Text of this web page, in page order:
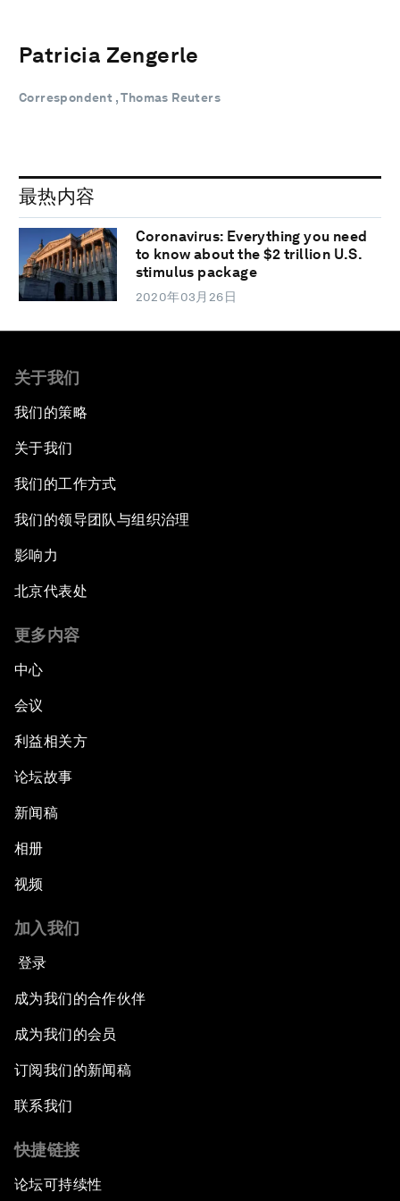
Patricia Zengerle
Correspondent , Thomas Reuters
最热内容
Coronavirus: Everything you need
to know about the $2 trillion U.S.
stimulus package
2020年03月26日
关于我们
我们的策略
关于我们
我们的工作方式
我们的领导团队与组织治理
影响力
北京代表处
更多内容
中心
会议
利益相关方
论坛故事
新闻稿
相册
视频
加入我们
登录
成为我们的合作伙伴
成为我们的会员
订阅我们的新闻稿
联系我们
快捷链接
论坛可持续性